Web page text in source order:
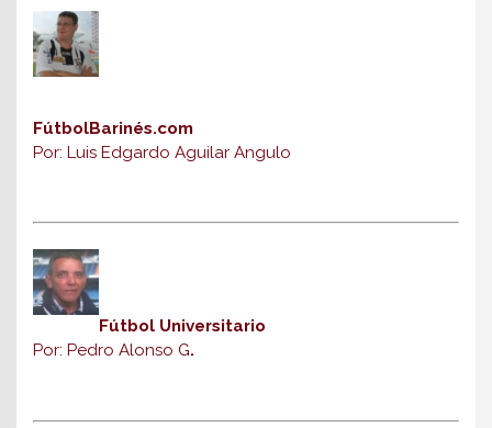
FútbolBarinés.com
Por: Luis Edgardo Aguilar Angulo
Fútbol Universitario
Por: Pedro Alonso G.